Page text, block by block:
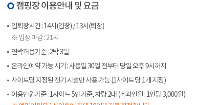
캠핑장 이용안내 및 요금
입퇴장시간 : 14시(입장) / 13시(퇴장)
※ 입장 마감 : 21시
연박허용기준 : 2박 3일
온라인예약 가능 시기 : 사용일 30일 전부터 당일 오후 9시까지
사이트당 지정된 전기 시설만 사용 가능 (1사이트 당 1개 지정)
이용인원기준 : 1사이트 5인기준, 차량 2대 (초과인원 : 1인당 3,000원)